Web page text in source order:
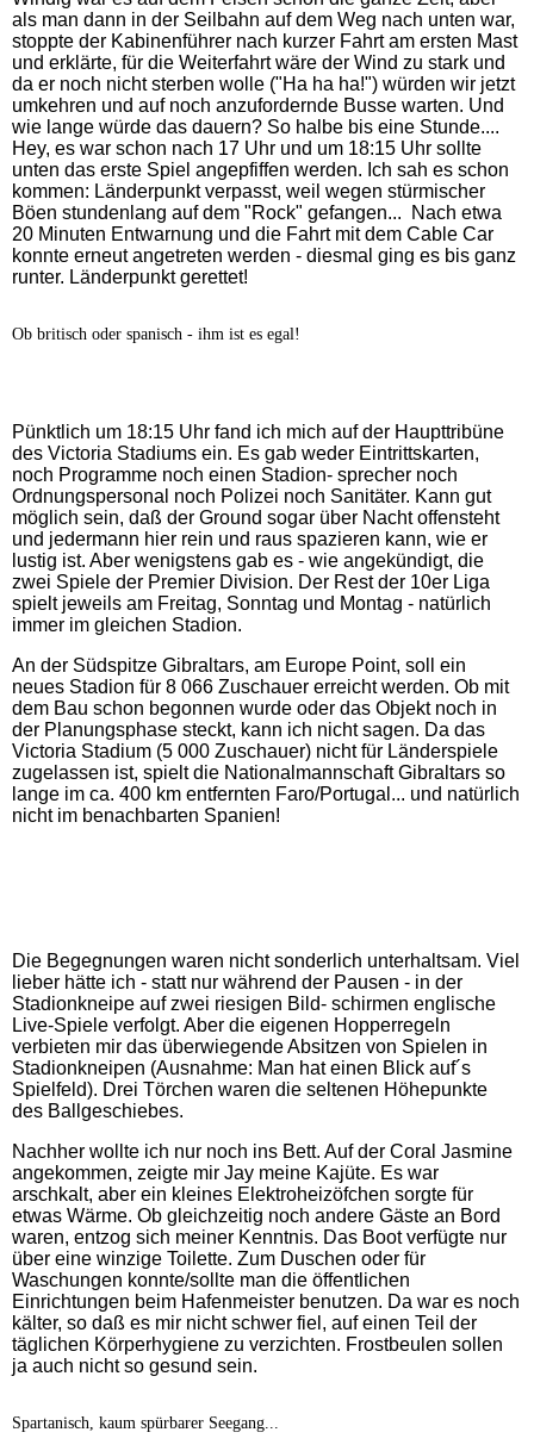
als man dann in der Seilbahn auf dem Weg nach unten war,
stoppte der Kabinenführer nach kurzer Fahrt am ersten Mast
und erklärte, für die Weiterfahrt wäre der Wind zu stark und
da er noch nicht sterben wolle ("Ha ha ha!") würden wir jetzt
umkehren und auf noch anzufordernde Busse warten. Und
wie lange würde das dauern? So halbe bis eine Stunde....
Hey, es war schon nach 17 Uhr und um 18:15 Uhr sollte
unten das erste Spiel angepfiffen werden. Ich sah es schon
kommen: Länderpunkt verpasst, weil wegen stürmischer
Böen stundenlang auf dem "Rock" gefangen... Nach etwa
20 Minuten Entwarnung und die Fahrt mit dem Cable Car
konnte erneut angetreten werden - diesmal ging es bis ganz
runter. Länderpunkt gerettet!
Ob britisch oder spanisch - ihm ist es egal!
Pünktlich um 18:15 Uhr fand ich mich auf der Haupttribüne
des Victoria Stadiums ein. Es gab weder Eintrittskarten,
noch Programme noch einen Stadion- sprecher noch
Ordnungspersonal noch Polizei noch Sanitäter. Kann gut
möglich sein, daß der Ground sogar über Nacht offensteht
und jedermann hier rein und raus spazieren kann, wie er
lustig ist. Aber wenigstens gab es - wie angekündigt, die
zwei Spiele der Premier Division. Der Rest der 10er Liga
spielt jeweils am Freitag, Sonntag und Montag - natürlich
immer im gleichen Stadion.
An der Südspitze Gibraltars, am Europe Point, soll ein
neues Stadion für 8 066 Zuschauer erreicht werden. Ob mit
dem Bau schon begonnen wurde oder das Objekt noch in
der Planungsphase steckt, kann ich nicht sagen. Da das
Victoria Stadium (5 000 Zuschauer) nicht für Länderspiele
zugelassen ist, spielt die Nationalmannschaft Gibraltars so
lange im ca. 400 km entfernten Faro/Portugal... und natürlich
nicht im benachbarten Spanien!
Die Begegnungen waren nicht sonderlich unterhaltsam. Viel
lieber hätte ich - statt nur während der Pausen - in der
Stadionkneipe auf zwei riesigen Bild- schirmen englische
Live-Spiele verfolgt. Aber die eigenen Hopperregeln
verbieten mir das überwiegende Absitzen von Spielen in
Stadionkneipen (Ausnahme: Man hat einen Blick auf´s
Spielfeld). Drei Törchen waren die seltenen Höhepunkte
des Ballgeschiebes.
Nachher wollte ich nur noch ins Bett. Auf der Coral Jasmine
angekommen, zeigte mir Jay meine Kajüte. Es war
arschkalt, aber ein kleines Elektroheizöfchen sorgte für
etwas Wärme. Ob gleichzeitig noch andere Gäste an Bord
waren, entzog sich meiner Kenntnis. Das Boot verfügte nur
über eine winzige Toilette. Zum Duschen oder für
Waschungen konnte/sollte man die öffentlichen
Einrichtungen beim Hafenmeister benutzen. Da war es noch
kälter, so daß es mir nicht schwer fiel, auf einen Teil der
täglichen Körperhygiene zu verzichten. Frostbeulen sollen
ja auch nicht so gesund sein.
Spartanisch, kaum spürbarer Seegang...